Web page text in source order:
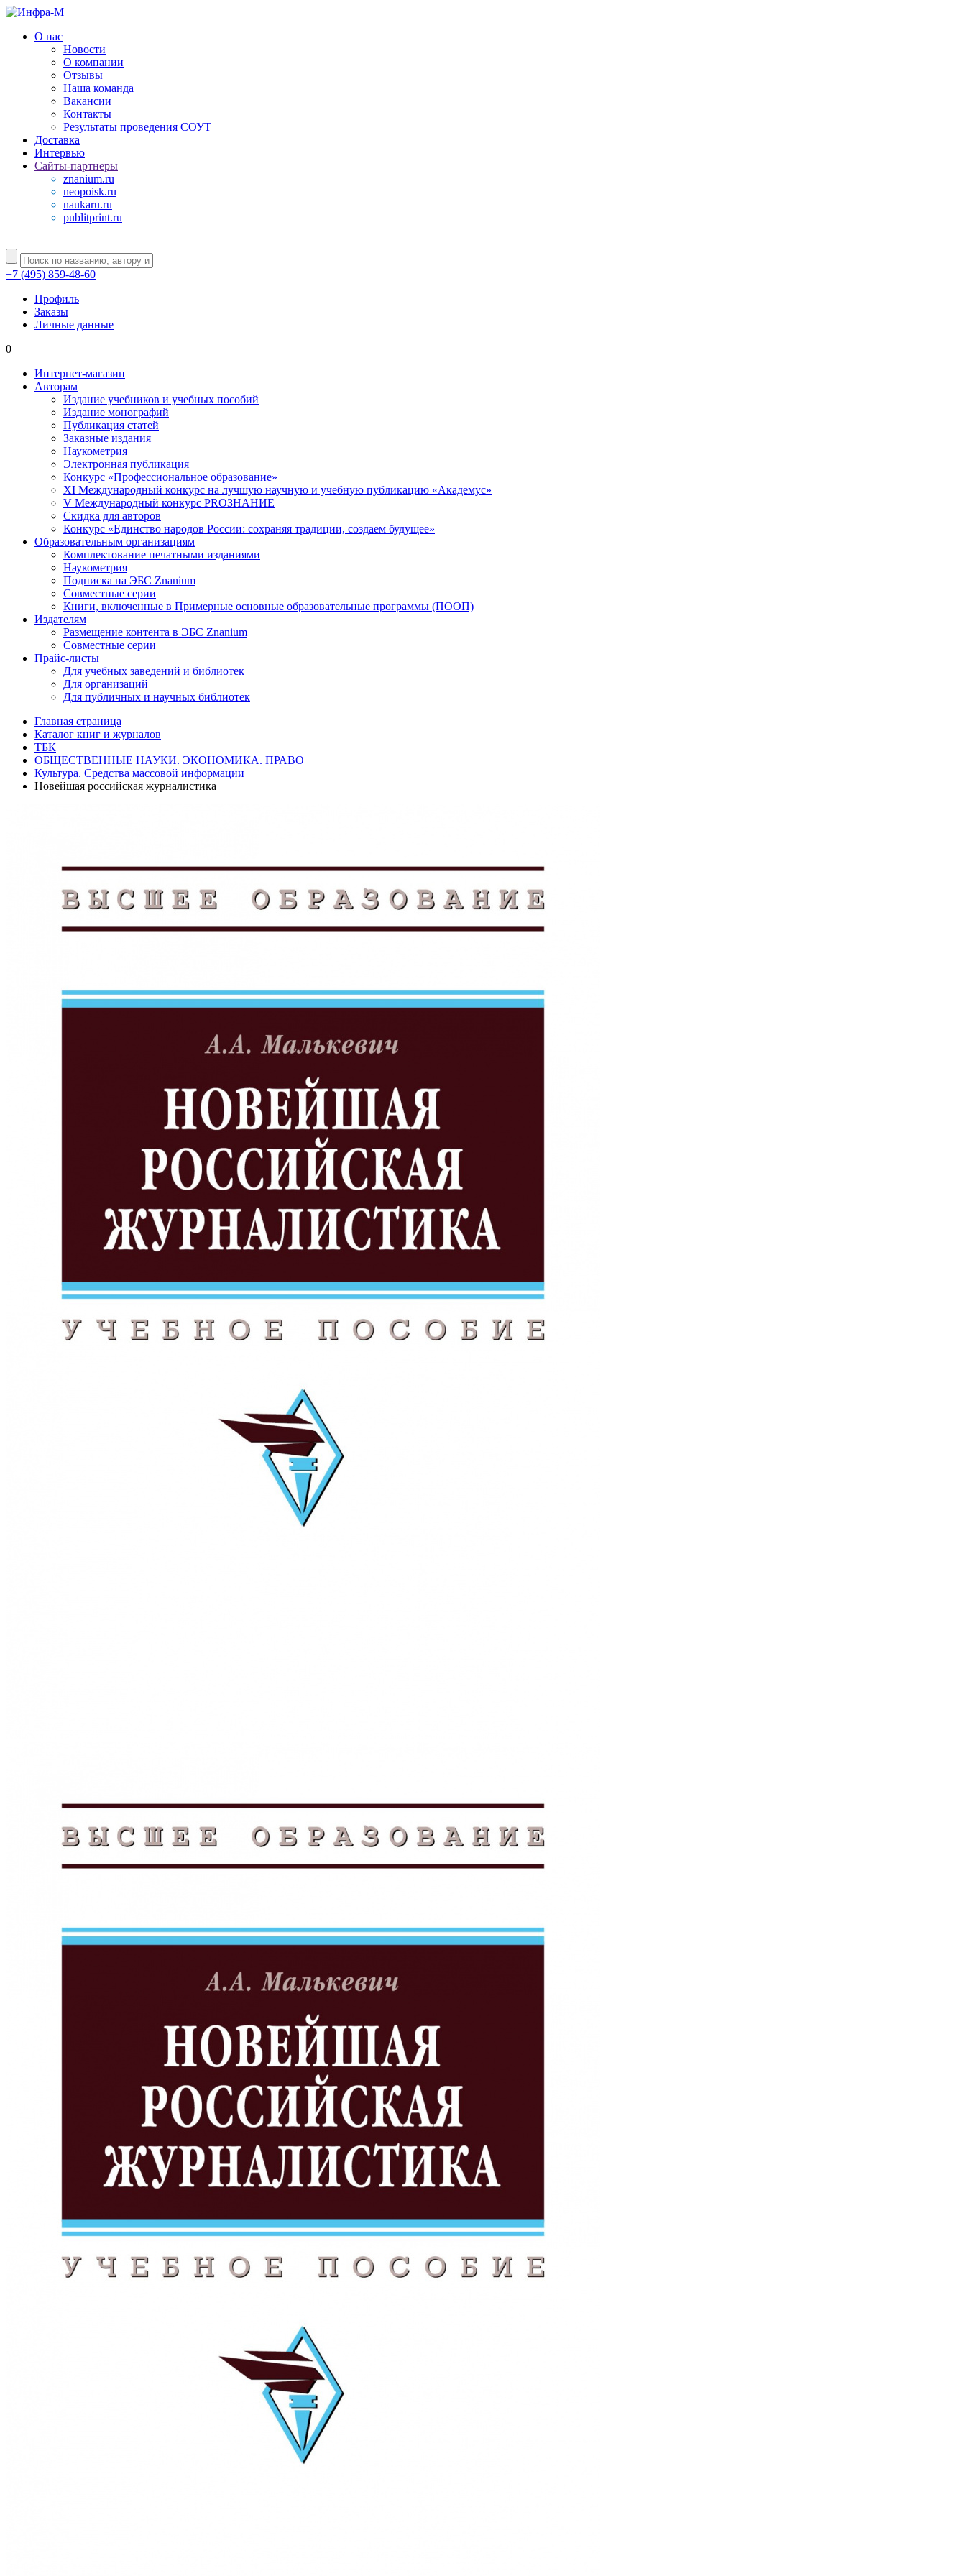
О нас
Новости
О компании
Отзывы
Наша команда
Вакансии
Контакты
Результаты проведения СОУТ
Доставка
Интервью
Сайты-партнеры
znanium.ru
neopoisk.ru
naukaru.ru
publitprint.ru
+7 (495) 859-48-60
Профиль
Заказы
Личные данные
0
Интернет-магазин
Авторам
Издание учебников и учебных пособий
Издание монографий
Публикация статей
Заказные издания
Наукометрия
Электронная публикация
Конкурс «Профессиональное образование»
XI Международный конкурс на лучшую научную и учебную публикацию «Академус»
V Международный конкурс PROЗНАНИЕ
Скидка для авторов
Конкурс «Единство народов России: сохраняя традиции, создаем будущее»
Образовательным организациям
Комплектование печатными изданиями
Наукометрия
Подписка на ЭБС Znanium
Совместные серии
Книги, включенные в Примерные основные образовательные программы (ПООП)
Издателям
Размещение контента в ЭБС Znanium
Совместные серии
Прайс-листы
Для учебных заведений и библиотек
Для организаций
Для публичных и научных библиотек
Главная страница
Каталог книг и журналов
ТБК
ОБЩЕСТВЕННЫЕ НАУКИ. ЭКОНОМИКА. ПРАВО
Культура. Средства массовой информации
Новейшая российская журналистика